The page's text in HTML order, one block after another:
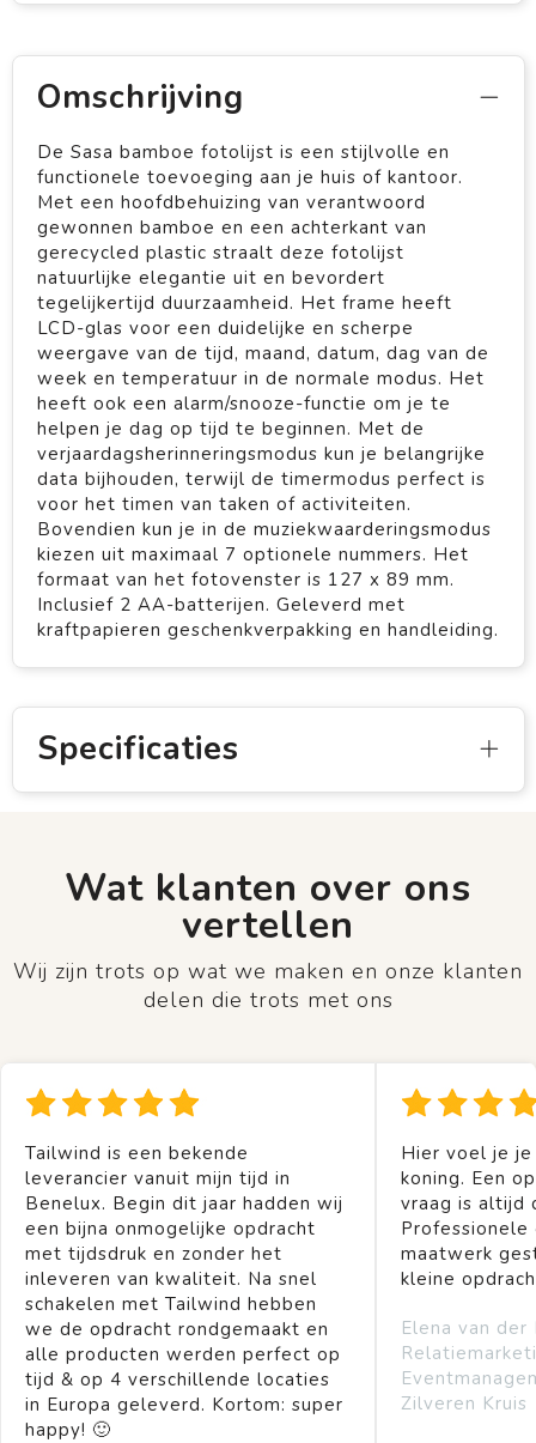
Omschrijving
De Sasa bamboe fotolijst is een stijlvolle en
functionele toevoeging aan je huis of kantoor.
Met een hoofdbehuizing van verantwoord
gewonnen bamboe en een achterkant van
gerecycled plastic straalt deze fotolijst
natuurlijke elegantie uit en bevordert
tegelijkertijd duurzaamheid. Het frame heeft
LCD-glas voor een duidelijke en scherpe
weergave van de tijd, maand, datum, dag van de
week en temperatuur in de normale modus. Het
heeft ook een alarm/snooze-functie om je te
helpen je dag op tijd te beginnen. Met de
verjaardagsherinneringsmodus kun je belangrijke
data bijhouden, terwijl de timermodus perfect is
voor het timen van taken of activiteiten.
Bovendien kun je in de muziekwaarderingsmodus
kiezen uit maximaal 7 optionele nummers. Het
formaat van het fotovenster is 127 x 89 mm.
Inclusief 2 AA-batterijen. Geleverd met
kraftpapieren geschenkverpakking en handleiding.
Specificaties
Wat klanten over ons
vertellen
Wij zijn trots op wat we maken en onze klanten
delen die trots met ons
Tailwind is een bekende
leverancier vanuit mijn tijd in
Benelux. Begin dit jaar hadden wij
een bijna onmogelijke opdracht
met tijdsdruk en zonder het
inleveren van kwaliteit. Na snel
schakelen met Tailwind hebben
we de opdracht rondgemaakt en
alle producten werden perfect op
tijd & op 4 verschillende locaties
in Europa geleverd. Kortom: super
happy! 🙂
Hier voel je
koning. Een
vraag is altijd
Professionele
maatwerk
kleine
Elena van der
Zilveren Kruis